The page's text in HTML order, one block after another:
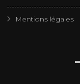
Mentions légales